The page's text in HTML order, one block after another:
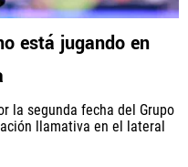
está jugando en
la segunda fecha del Grupo
llamativa en el lateral